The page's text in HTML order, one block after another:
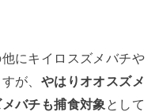
にキイロスズメバチや
が、 やはりオオスズメ
バチも捕食対象 として